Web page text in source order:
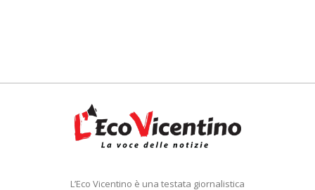
L’Eco Vicentino è una testata giornalistica